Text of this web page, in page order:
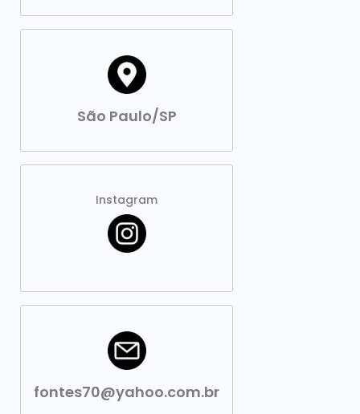
São Paulo/SP
Instagram
fontes70@yahoo.com.br